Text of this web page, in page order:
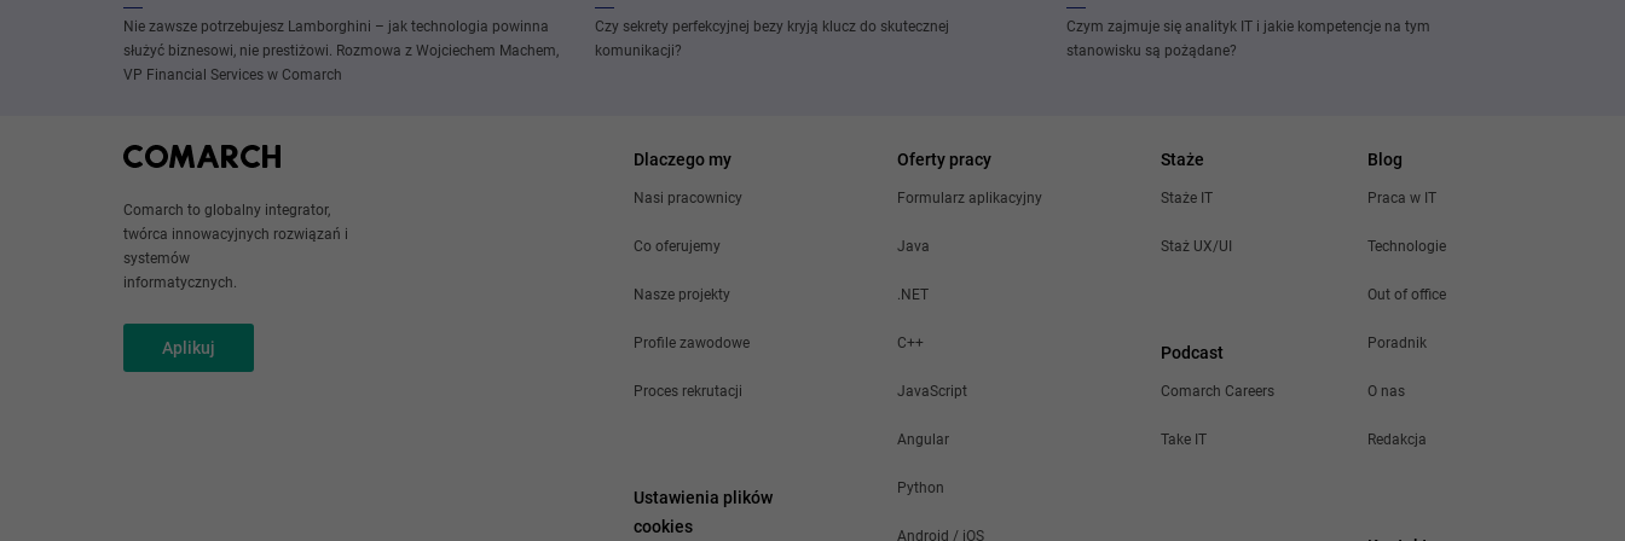
Nie zawsze potrzebujesz Lamborghini – jak technologia powinna
służyć biznesowi, nie prestiżowi. Rozmowa z Wojciechem Machem,
VP Financial Services w Comarch
Czy sekrety perfekcyjnej bezy kryją klucz do skutecznej
komunikacji?
Czym zajmuje się analityk IT i jakie kompetencje na tym
stanowisku są pożądane?
Comarch to globalny integrator,
twórca innowacyjnych rozwiązań i
systemów
informatycznych.
Aplikuj
Dlaczego my
Nasi pracownicy
Co oferujemy
Nasze projekty
Profile zawodowe
Proces rekrutacji
Ustawienia plików
cookies
Oferty pracy
Formularz aplikacyjny
Java
.NET
C++
JavaScript
Angular
Python
Android / iOS
Staże
Staże IT
Staż UX/UI
Podcast
Comarch Careers
Take IT
Blog
Praca w IT
Technologie
Out of office
Poradnik
O nas
Redakcja